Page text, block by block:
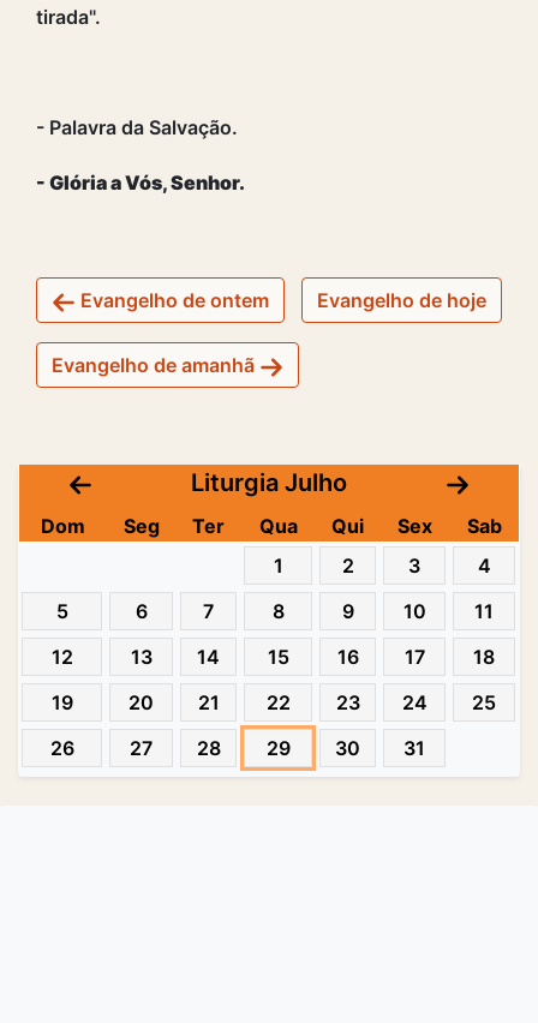
tirada".
- Palavra da Salvação.
- Glória a Vós, Senhor.
Evangelho de ontem Evangelho de hoje
Evangelho de amanhã
Liturgia Julho
Dom Seg Ter Qua Qui Sex
Sab
1
2 3
4
5
6 7 8 9 10
11
12
13 14 15 16 17
18
19
20 21 22 23 24
25
26
27 28 29 30 31